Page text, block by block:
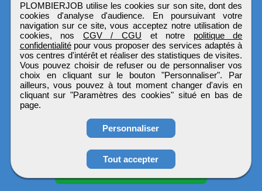
Obtenir ses
coordonnées
PLOMBIERJOB utilise les cookies sur son site, dont des
cookies d'analyse d'audience. En poursuivant votre
navigation sur ce site, vous acceptez notre utilisation de
cookies, nos CGV / CGU et notre politique de
confidentialitépour vous proposer des services adaptés à
vos centres d'intérêt et réaliser des statistiques de visites.
Vous pouvez choisir de refuser ou de personnaliser vos
choix en cliquant sur le bouton "Personnaliser". Par
ailleurs, vous pouvez à tout moment changer d'avis en
cliquant sur "Paramètres des cookies" situé en bas de
page.
Personnaliser
Tout accepter
PLOMBIERJOB
Tous droits réservés © 1999 - 2026